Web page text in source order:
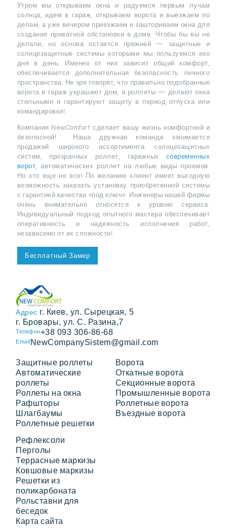
Утром мы открываем окна и радуемся первым лучам
солнца, идем в гараж, открываем ворота и выезжаем по
делам, а уже вечером приезжаем и зашториваем окна для
создания приватной обстановки в доме. Чтобы бы вы не
делали, но основа остается прежней — защитные и
солнцезащитные системы которыми мы пользуемся изо
дня в день. Именно от них зависит общий комфорт,
обеспечивается дополнительная безопасность личного
пространства. Не зря говорят, что правильно подобранные
ворота в гараж украшают дом, а роллеты — делают окна
стильными и гарантируют защиту в период отпуска или
командировки!
Компания NewComfort сделает вашу жизнь комфортной и
безопасной! Наша дружная команда занимается
продажей широкого ассортимента солнцезащитных
систем, прозрачных роллет, гаражных современных
ворот , автоматических роллет на любые виды проемов.
Но это еще не все! По желанию клиент имеет выгодную
возможность заказать установку приобретенной системы
с гарантией качества «под ключ». Инженеры нашей фирмы
очень внимательно относятся к уровню сервиса.
Индивидуальный подход опытного мастера обеспечивает
оперативность и надежность исполнения работ,
независимо от их сложности!
Бесплатный Замер
Адрес г. Киев, ул. Сырецкая, 5
г. Бровары, ул. С. Разина,7
Телефон+38 093 306-86-68
Email NewCompanySistem@gmail.com
Защитные роллеты
Автоматические
роллеты
Роллеты на окна
Рафшторы
Шлагбаумы
Роллетные решетки
Ворота
Откатные ворота
Секционные ворота
Промышленные ворота
Роллетные ворота
Въездные ворота
Рефлексоли
Перголы
Террасные маркизы
Ковшовые маркизы
Решетки из
поликарбоната
Рольставни для
беседок
Карта сайта